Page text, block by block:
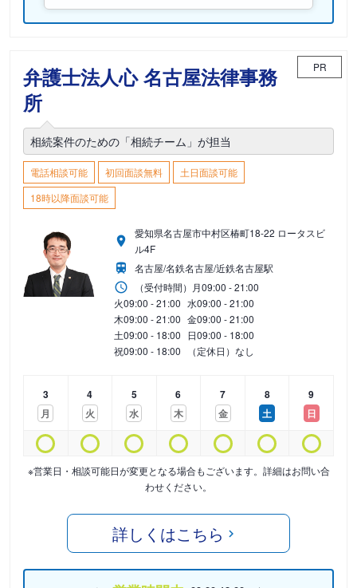
弁護士法人心 名古屋法律事務
所
PR
相続案件のための「相続チーム」が担当
電話相談可能 初回面談無料
土日面談可能
18時以降面談可能
愛知県名古屋市中村区椿町18-22 ロータスビ
ル4F
名古屋/名鉄名古屋/近鉄名古屋駅
（受付時間） 月09:00 - 21:00
火09:00 - 21:00 水09:00 - 21:00
木09:00 - 21:00 金09:00 - 21:00
土09:00 - 18:00 日09:00 - 18:00
祝09:00 - 18:00 （定休日）なし
3
月
4
火
5
水
6
木
7
金
8
土
9
日
※営業日・相談可能日が変更となる場合もございます。詳細はお問い合
わせください。
詳しくはこちら